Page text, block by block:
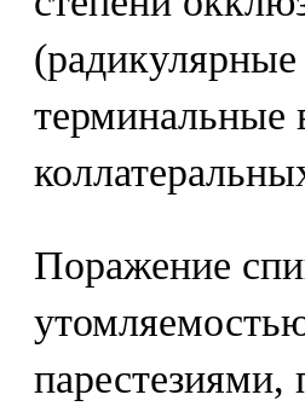
терминальные
Поражение